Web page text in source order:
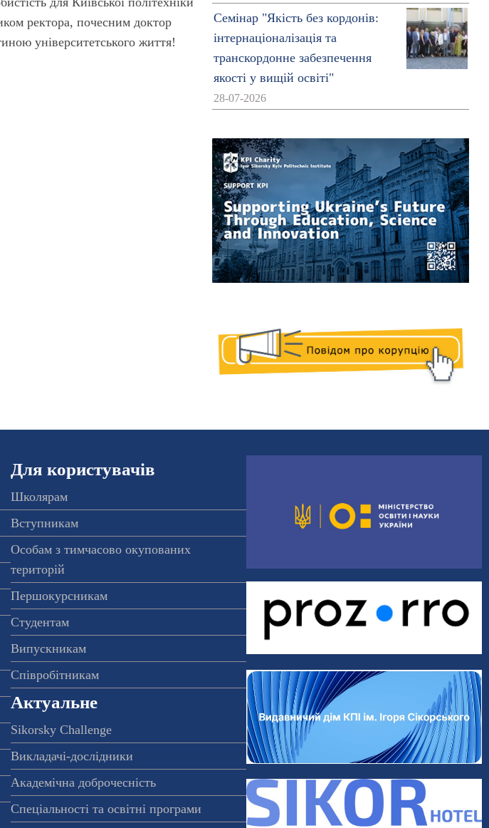
ректора, почесним доктор
університетського життя!
Семінар "Якість без кордонів:
інтернаціоналізація та
транскордонне забезпечення
якості у вищій освіті"
28-07-2026
Для користувачів
Школярам
Вступникам
Особам з тимчасово окупованих
територій
Першокурсникам
Студентам
Випускникам
Співробітникам
Актуальне
Sikorsky Challenge
Викладачі-дослідники
Академічна доброчесність
Спеціальності та освітні програми